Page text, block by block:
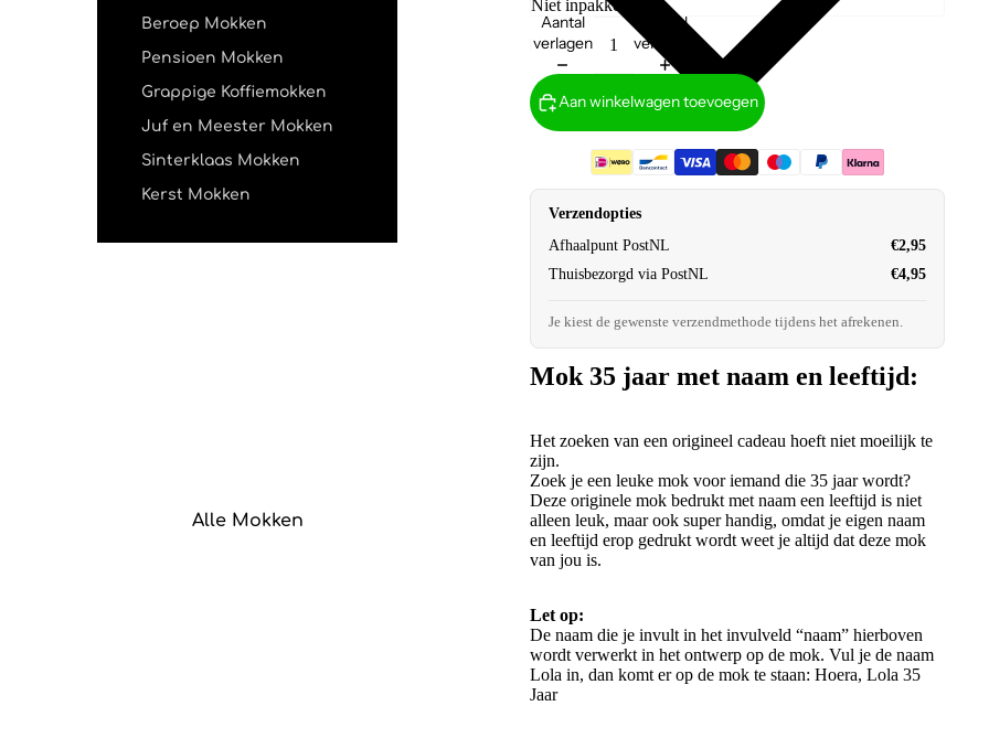
Beroep Mokken
Pensioen Mokken
Grappige Koffiemokken
Juf en Meester Mokken
Sinterklaas Mokken
Kerst Mokken
Alle Mokken
Aantal
verlagen
Aantal
verhogen
Aan winkelwagen toevoegen
Verzendopties
Afhaalpunt PostNL
€2,95
Thuisbezorgd via PostNL
€4,95
Je kiest de gewenste verzendmethode tijdens het afrekenen.
Mok 35 jaar met naam en leeftijd:
Het zoeken van een origineel cadeau hoeft niet moeilijk te
zijn.
Zoek je een leuke mok voor iemand die 35 jaar wordt?
Deze originele mok bedrukt met naam een leeftijd is niet
alleen leuk, maar ook super handig, omdat je eigen naam
en leeftijd erop gedrukt wordt weet je altijd dat deze mok
van jou is.
Let op:
De naam die je invult in het invulveld “naam” hierboven
wordt verwerkt in het ontwerp op de mok. Vul je de naam
Lola in, dan komt er op de mok te staan: Hoera, Lola 35
Jaar